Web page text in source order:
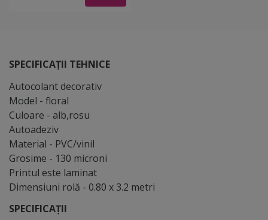
SPECIFICAȚII TEHNICE
Autocolant decorativ
Model - floral
Culoare - alb,rosu
Autoadeziv
Material - PVC/vinil
Grosime - 130 microni
Printul este laminat
Dimensiuni rolă - 0.80 x 3.2 metri
SPECIFICAȚII